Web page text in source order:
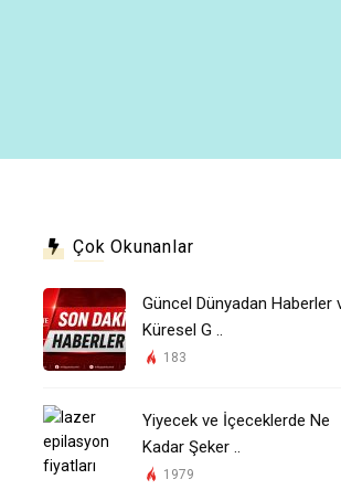
Çok Okunanlar
Güncel Dünyadan Haberler
Küresel G ..
183
Yiyecek ve İçeceklerde Ne
Kadar Şeker ..
1979